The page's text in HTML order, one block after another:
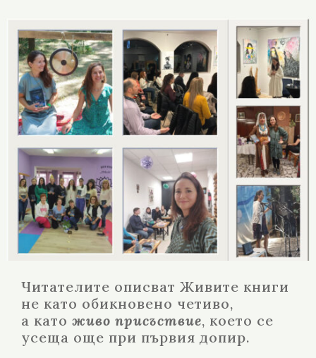
Читателите описват Живите книги
не като обикновено четиво,
а като живо присъствие, което се
усеща още при първия допир.